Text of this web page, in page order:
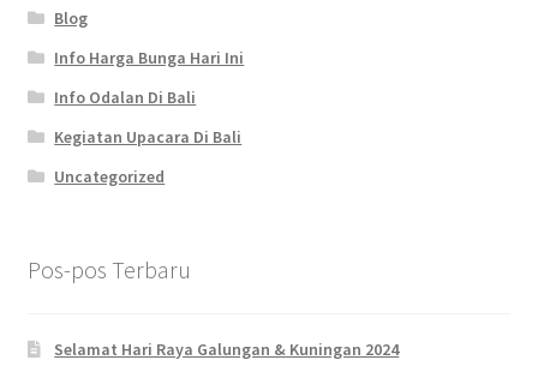
Blog
Info Harga Bunga Hari Ini
Info Odalan Di Bali
Kegiatan Upacara Di Bali
Uncategorized
Pos-pos Terbaru
Selamat Hari Raya Galungan & Kuningan 2024